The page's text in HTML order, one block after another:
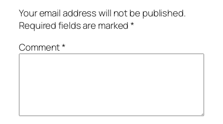
Your email address will not be published.
Required fields are marked*
Comment*